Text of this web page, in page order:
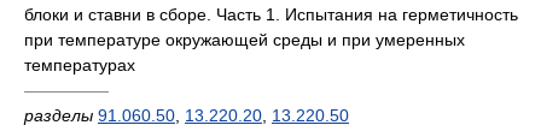
блоки и ставни в сборе. Часть 1. Испытания на герметичность
при температуре окружающей среды и при умеренных
температурах
—————
разделы 91.060.50 13.220.20 13.220.50